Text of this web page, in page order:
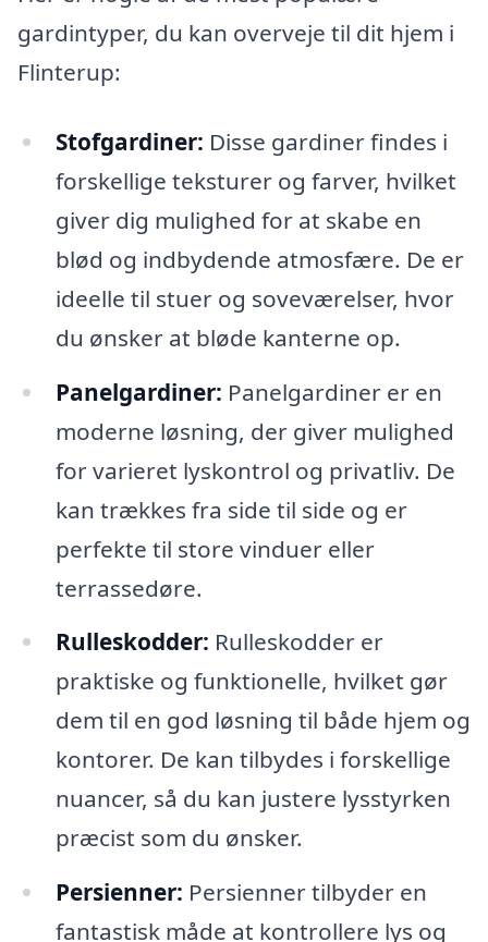
gardintyper, du kan overveje til dit hjem i
Flinterup:
Stofgardiner: Disse gardiner findes i
forskellige teksturer og farver, hvilket
giver dig mulighed for at skabe en
blød og indbydende atmosfære. De er
ideelle til stuer og soveværelser, hvor
du ønsker at bløde kanterne op.
Panelgardiner: Panelgardiner er en
moderne løsning, der giver mulighed
for varieret lyskontrol og privatliv. De
kan trækkes fra side til side og er
perfekte til store vinduer eller
terrassedøre.
Rulleskodder: Rulleskodder er
praktiske og funktionelle, hvilket gør
dem til en god løsning til både hjem og
kontorer. De kan tilbydes i forskellige
nuancer, så du kan justere lysstyrken
præcist som du ønsker.
Persienner: Persienner tilbyder en
fantastisk måde at kontrollere lys og